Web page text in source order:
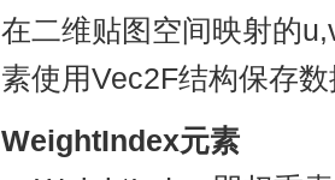
在二维贴图空间映射的
素使用Vec2F结构保存
WeightIndex元素